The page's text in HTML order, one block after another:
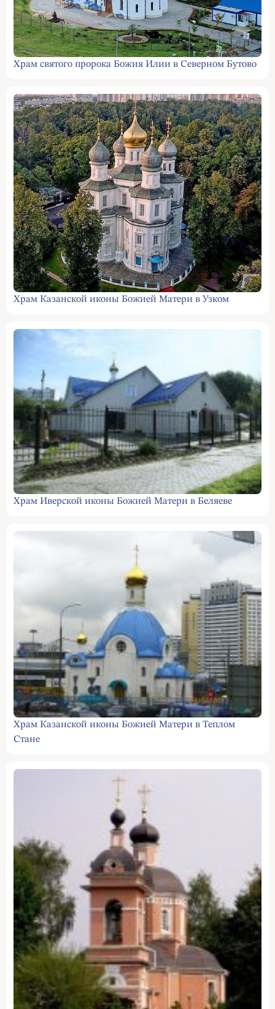
Храм святого пророка Божия Илии в Северном Бутово
Храм Казанской иконы Божией Матери в Узком
Храм Иверской иконы Божией Матери в Беляеве
Храм Казанской иконы Божией Матери в Теплом
Стане